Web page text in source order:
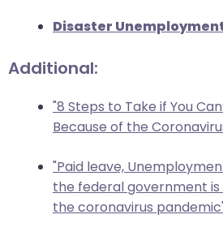
Disaster
Additional:
"8 Steps to Take if You
Because of the
"Paid leave,
the federal government
the coronavirus